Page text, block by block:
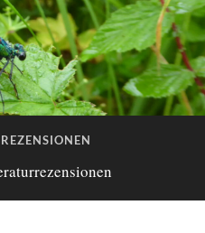
REZENSIONEN